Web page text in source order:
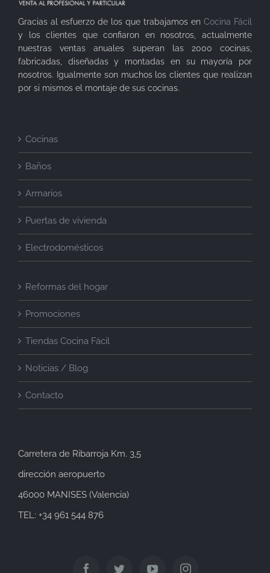
Gracias al esfuerzo de los que trabajamos en Cocina Fácil
y los clientes que confiaron en nosotros, actualmente
nuestras ventas anuales superan las 2000 cocinas,
fabricadas, diseñadas y montadas en su mayoría por
nosotros. Igualmente son muchos los clientes que realizan
por si mismos el montaje de sus cocinas.
Cocinas
Baños
Armarios
Puertas de vivienda
Electrodomésticos
Reformas del hogar
Promociones
Tiendas Cocina Fácil
Noticias / Blog
Contacto
Carretera de Ribarroja Km. 3,5
dirección aeropuerto
46000 MANISES (Valencia)
TEL: +34 961 544 876